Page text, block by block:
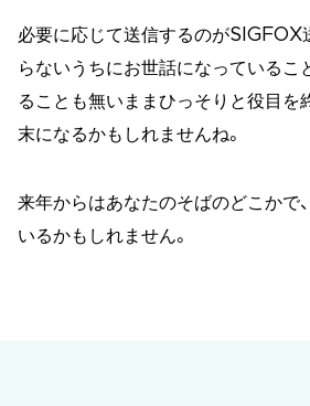
必要に応じて送信するのがSIGFOX
らないうちにお世話になっているこ
ることも無いままひっそりと役目を
末になるかもしれませんね。
来年からはあなたのそばのどこかで
いるかもしれません。